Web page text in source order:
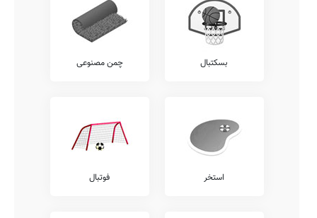
بسکتبال چمن مصنوعی
استخر فوتبال